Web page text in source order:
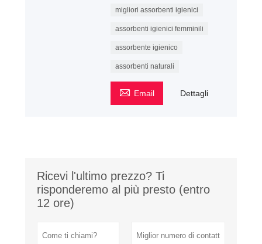
migliori assorbenti igienici
assorbenti igienici femminili
assorbente igienico
assorbenti naturali
 Email Dettagli
Ricevi l'ultimo prezzo? Ti
risponderemo al più presto (entro
12 ore)